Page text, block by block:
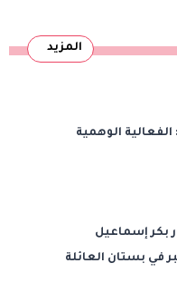
المزيد
الوهمية
بكر إسماعيل
في بستان العائلة